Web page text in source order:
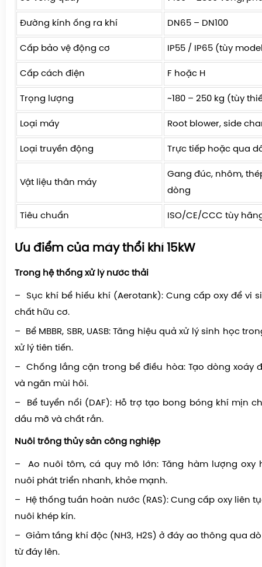
Đường kính ống ra khí DN65 – DN100
Cấp bảo vệ động cơ IP55 / IP65 (tùy
Cấp cách điện F hoặc H
Trọng lượng ~180 – 250 kg (tùy
Loại máy Root blower, side
Loại truyền động Trực tiếp hoặc qua
Vật liệu thân máy
Gang đúc, nhôm,
dòng
Tiêu chuẩn ISO/CE/CCC tùy
Ưu điểm của máy thổi khí 15kW
Trong hệ thống xử lý nước thải
– Sục khí bể hiếu khí (Aerotank): Cung cấp oxy để vi
chất hữu cơ.
– Bể MBBR, SBR, UASB: Tăng hiệu quả xử lý sinh học
xử lý tiên tiến.
– Chống lắng cặn trong bể điều hòa: Tạo dòng xoáy
và ngăn mùi hôi.
– Bể tuyển nổi (DAF): Hỗ trợ tạo bong bóng khí mịn
dầu mỡ và chất rắn.
Nuôi trồng thủy sản công nghiệp
– Ao nuôi tôm, cá quy mô lớn: Tăng hàm lượng oxy
nuôi phát triển nhanh, khỏe mạnh.
– Hệ thống tuần hoàn nước (RAS): Cung cấp oxy liên
nuôi khép kín.
– Giảm tầng khí độc (NH3, H2S) ở đáy ao thông qua
từ đáy lên.